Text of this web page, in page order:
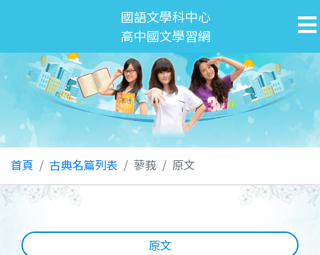
國語文學科中心
高中國文學習網
首頁 古典名篇列表 蓼莪 原文
原文